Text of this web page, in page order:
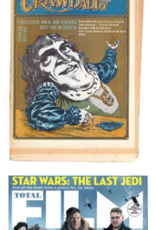
Crawdaddy – June/11/72
TOTAL FILM #260 –